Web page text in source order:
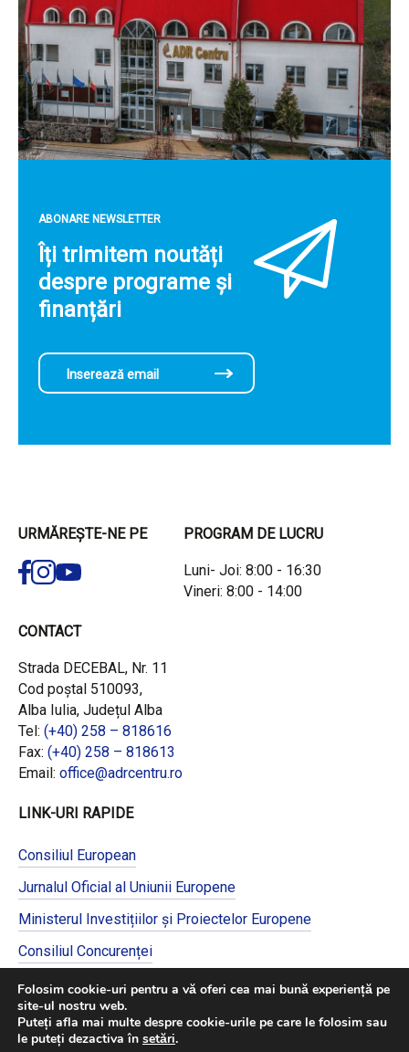
ABONARE NEWSLETTER
Îți trimitem noutăți
despre programe și
finanțări
URMĂREȘTE-NE PE PROGRAM DE LUCRU
Luni- Joi: 8:00 - 16:30
Vineri: 8:00 - 14:00
CONTACT
Strada DECEBAL, Nr. 11
Cod poștal 510093,
Alba Iulia, Județul Alba
Tel: (+40) 258 – 818616
Fax: (+40) 258 – 818613
Email: office@adrcentru.ro
LINK-URI RAPIDE
Consiliul European
Jurnalul Oficial al Uniunii Europene
Ministerul Investițiilor și Proiectelor Europene
Consiliul Concurenței
programe cofinanțate de Uniunea Europeană,
vă invităm să vizitațihttps://mfe.gov.ro/
Folosim cookie-uri pentru a vă oferi cea mai bună experiență pe
site-ul nostru web.
Puteți afla mai multe despre cookie-urile pe care le folosim sau
le puteți dezactiva în setări.